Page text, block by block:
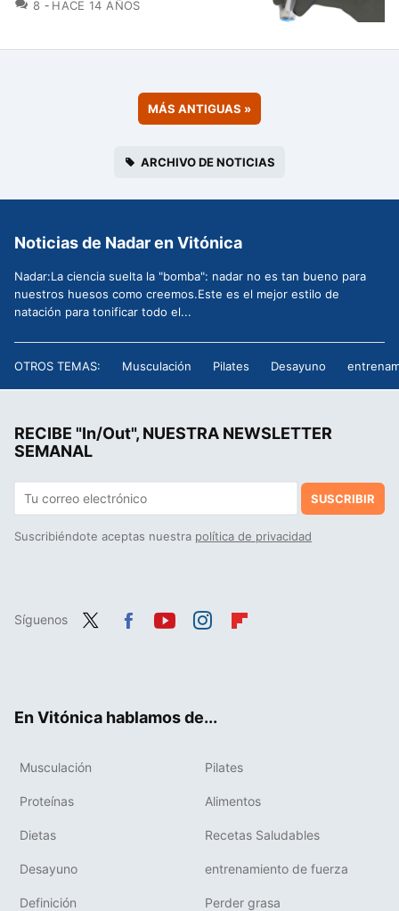
8 HACE 14 AÑOS
MÁS ANTIGUAS »
ARCHIVO DE NOTICIAS
Noticias de Nadar en Vitónica
Nadar:La ciencia suelta la "bomba": nadar no es tan bueno para
nuestros huesos como creemos.Este es el mejor estilo de
natación para tonificar todo el...
OTROS TEMAS: Musculación Pilates Desayuno
RECIBE "In/Out", NUESTRA NEWSLETTER
SEMANAL
SUSCRIBIR
Suscribiéndote aceptas nuestra política de privacidad
Síguenos
En Vitónica hablamos de...
Musculación Pilates
Proteínas Alimentos
Dietas Recetas Saludables
Desayuno entrenamiento de fuerza
Definición Perder grasa